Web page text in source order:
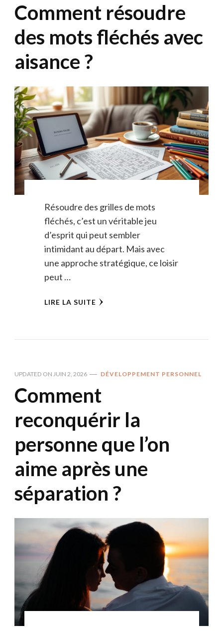
Comment résoudre
des mots fléchés avec
aisance ?
Résoudre des grilles de mots
fléchés, c’est un véritable jeu
d’esprit qui peut sembler
intimidant au départ. Mais avec
une approche stratégique, ce loisir
peut …
LIRE LA SUITE
UPDATED ON JUIN 2, 2026 DÉVELOPPEMENT PERSONNEL
Comment
reconquérir la
personne que l’on
aime après une
séparation ?